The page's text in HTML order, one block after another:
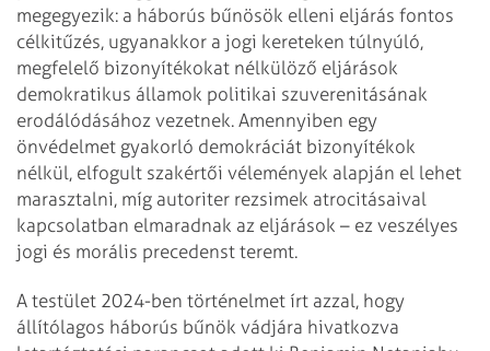
megegyezik: a háborús bűnösök elleni eljárás fontos
célkitűzés, ugyanakkor a jogi kereteken túlnyúló,
megfelelő bizonyítékokat nélkülöző eljárások
demokratikus államok politikai szuverenitásának
erodálódásához vezetnek. Amennyiben egy
önvédelmet gyakorló demokráciát bizonyítékok
nélkül, elfogult szakértői vélemények alapján el lehet
marasztalni, míg autoriter rezsimek atrocitásaival
kapcsolatban elmaradnak az eljárások – ez veszélyes
jogi és morális precedenst teremt.
A testület 2024-ben történelmet írt azzal, hogy
állítólagos háborús bűnök vádjára hivatkozva